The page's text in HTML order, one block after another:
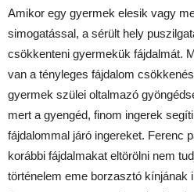
Amikor egy gyermek elesik vagy
simogatással, a sérült hely
csökkenteni gyermekük fájdalmát.
van a tényleges fájdalom
gyermek szülei oltalmazó
mert a gyengéd, finom ingerek
fájdalommal járó ingereket. Ferenc
korábbi fájdalmakat eltörölni nem
történelem eme borzasztó kínjának